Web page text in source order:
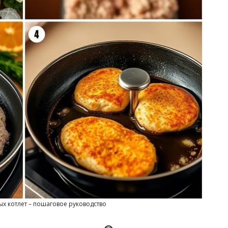
котлет – пошаговое руководство